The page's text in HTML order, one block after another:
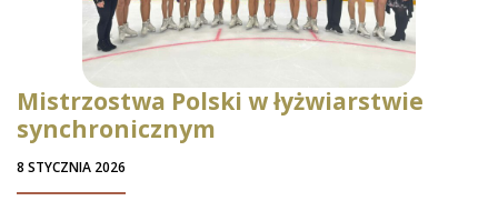
Mistrzostwa Polski w łyżwiarstwie
synchronicznym
8 STYCZNIA 2026